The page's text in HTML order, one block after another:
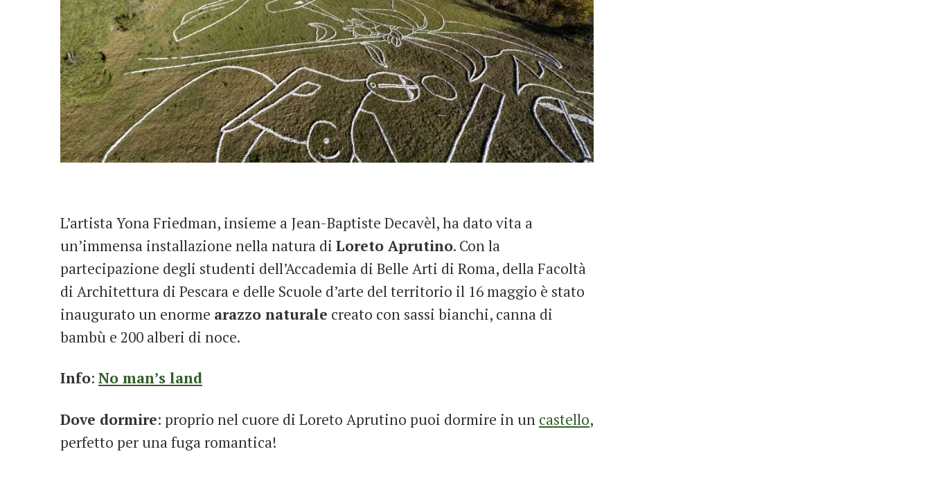
L’artista Yona Friedman, insieme a Jean-Baptiste Decavèl, ha dato vita a
un’immensa installazione nella natura di Loreto Aprutino. Con la
partecipazione degli studenti dell’Accademia di Belle Arti di Roma, della Facoltà
di Architettura di Pescara e delle Scuole d’arte del territorio il 16 maggio è stato
inaugurato un enorme arazzo naturale creato con sassi bianchi, canna di
bambù e 200 alberi di noce.
Info: No man’s land
Dove dormire: proprio nel cuore di Loreto Aprutino puoi dormire in un castello,
perfetto per una fuga romantica!